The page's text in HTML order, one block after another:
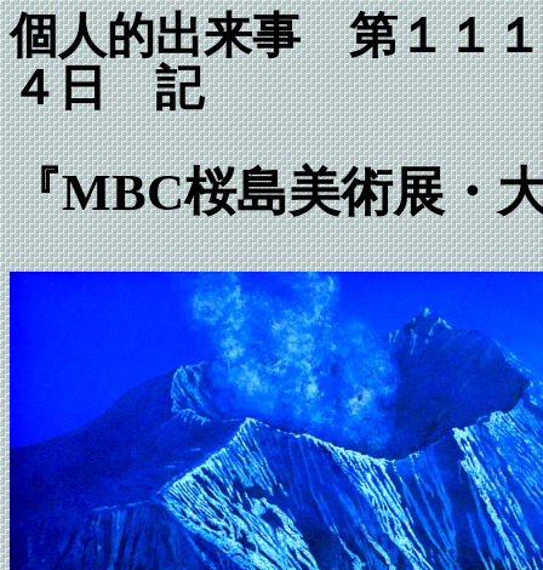
個人的出来事 第
４日 記
『MBC桜島美術展・